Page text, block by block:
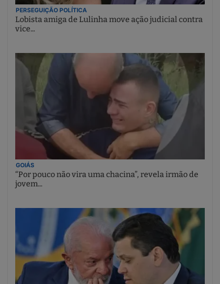
PERSEGUIÇÃO POLÍTICA
Lobista amiga de Lulinha move ação judicial contra
vice...
GOIÁS
“Por pouco não vira uma chacina”, revela irmão de
jovem...